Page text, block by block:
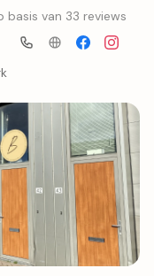
basis van 33 reviews